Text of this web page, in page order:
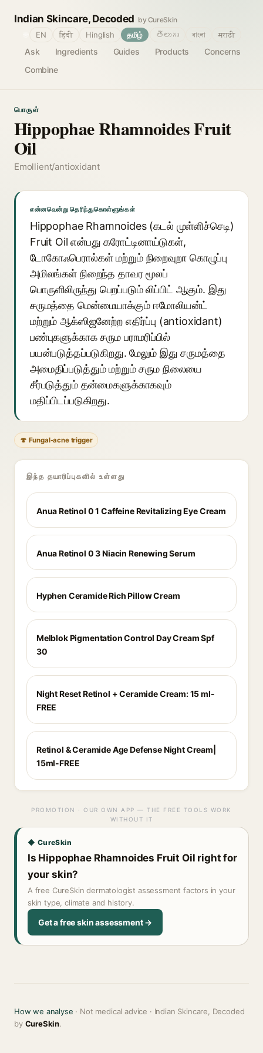
Indian Skincare, Decoded by CureSkin
Ask Ingredients Guides Products
Concerns
Combine
EN हिंदी Hinglish தமிழ் తెలుగు বাংলা मराठी
பொருள்
Hippophae Rhamnoides Fruit
Oil
Emollient/antioxidant
என்னவென்று தெரிந்துகொள்ளுங்கள்
Hippophae Rhamnoides (கடல் முள்ளிச்செடி)
Fruit Oil என்பது கரோட்டினாய்டுகள்,
டோகோஃபெரால்கள் மற்றும் நிறைவுறா கொழுப்பு
அமிலங்கள் நிறைந்த தாவர மூலப்
பொருளிலிருந்து பெறப்படும் லிப்பிட் ஆகும். இது
சருமத்தை மென்மையாக்கும் ஈமோலியன்ட்
மற்றும் ஆக்ஸிஜனேற்ற எதிர்ப்பு (antioxidant)
பண்புகளுக்காக சரும பராமரிப்பில்
பயன்படுத்தப்படுகிறது. மேலும் இது சருமத்தை
அமைதிப்படுத்தும் மற்றும் சரும நிலையை
சீர்படுத்தும் தன்மைகளுக்காகவும்
மதிப்பிடப்படுகிறது.
🍄 Fungal-acne trigger
இந்த தயாரிப்புகளில் உள்ளது
Anua Retinol 0 1 Caffeine Revitalizing Eye Cream
Anua Retinol 0 3 Niacin Renewing Serum
Hyphen Ceramide Rich Pillow Cream
Melblok Pigmentation Control Day Cream Spf
30
Night Reset Retinol + Ceramide Cream: 15 ml-
FREE
Retinol & Ceramide Age Defense Night Cream|
15ml-FREE
PROMOTION · OUR OWN APP — THE FREE TOOLS WORK
WITHOUT IT
◆ CureSkin
Is Hippophae Rhamnoides Fruit Oil right for
your skin?
A free CureSkin dermatologist assessment factors in your
skin type, climate and history.
Get a free skin assessment →
How we analyse · Not medical advice · Indian Skincare, Decoded
by CureSkin.